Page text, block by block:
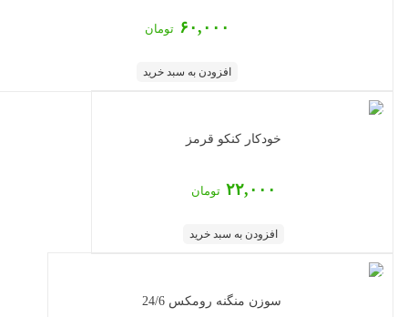
۶۰,۰۰۰تومان
افزودن به سبد خرید
خودکار کنکو قرمز
۲۲,۰۰۰تومان
افزودن به سبد خرید
سوزن منگنه رومکس 24/6